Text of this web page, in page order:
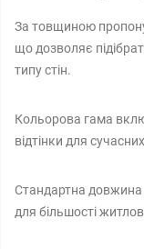
За товщиною
що дозволяє
типу стін.
Кольорова гама
відтінки для
Стандартна
для більшості